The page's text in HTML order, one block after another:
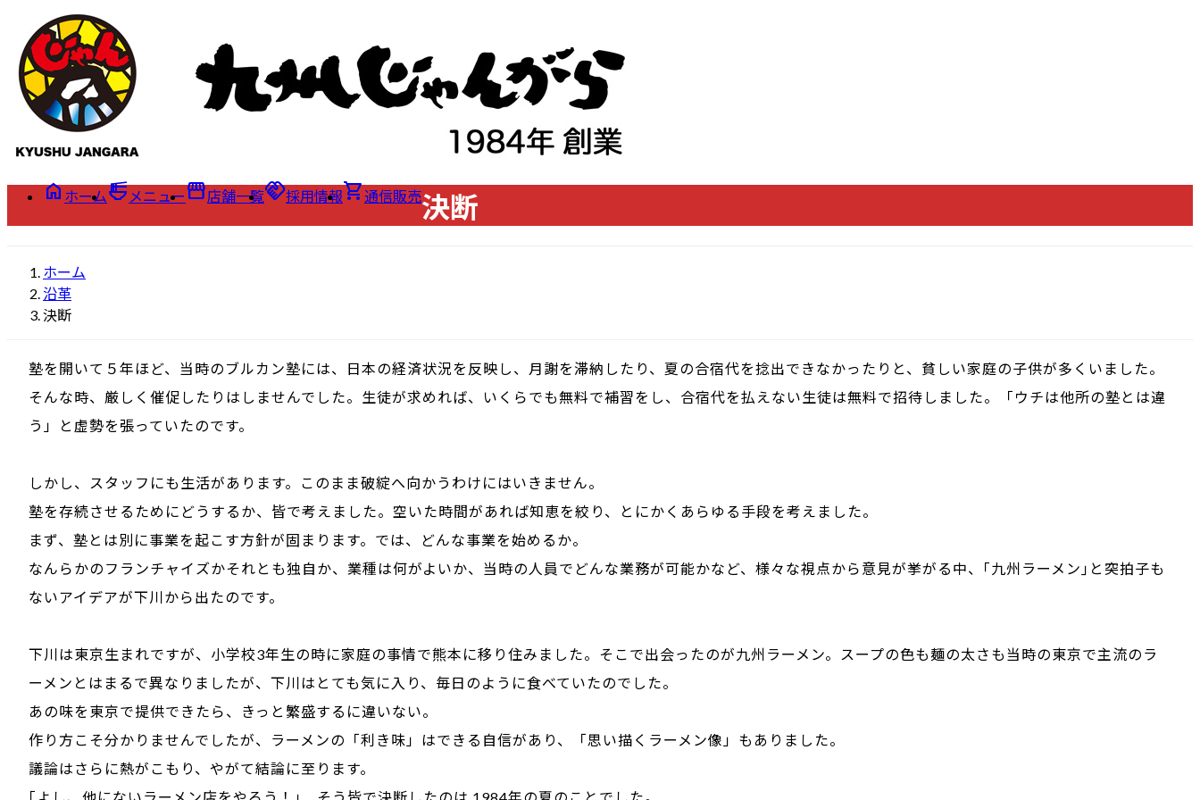
テ
ン
ス
ッ
ゲ
ー
ン
移
homeホームramen_diningメニューstorefront店舗一覧handshake採用情報shopping_cart通信販売決断
ホーム
沿革
決断
塾を開いて５年ほど、当時のブルカン塾には、日本の経済状況を反映し、月謝を滞納したり、夏の合宿代を捻出できなかったりと、貧しい家庭の子供が多くいました。
そんな時、厳しく催促したりはしませんでした。生徒が求めれば、いくらでも無料で補習をし、合宿代を払えない生徒は無料で招待しました。「ウチは他所の塾とは違
う」と虚勢を張っていたのです。
しかし、スタッフにも生活があります。このまま破綻へ向かうわけにはいきません。
塾を存続させるためにどうするか、皆で考えました。空いた時間があれば知恵を絞り、とにかくあらゆる手段を考えました。
まず、塾とは別に事業を起こす方針が固まります。では、どんな事業を始めるか。
なんらかのフランチャイズかそれとも独自か、業種は何がよいか、当時の人員でどんな業務が可能かなど、様々な視点から意見が挙がる中、｢九州ラーメン｣と突拍子も
ないアイデアが下川から出たのです。
下川は東京生まれですが、小学校3年生の時に家庭の事情で熊本に移り住みました。そこで出会ったのが九州ラーメン。スープの色も麺の太さも当時の東京で主流のラ
ーメンとはまるで異なりましたが、下川はとても気に入り、毎日のように食べていたのでした。
あの味を東京で提供できたら、きっと繁盛するに違いない。
作り方こそ分かりませんでしたが、ラーメンの「利き味」はできる自信があり、「思い描くラーメン像」もありました。
議論はさらに熱がこもり、やがて結論に至ります。